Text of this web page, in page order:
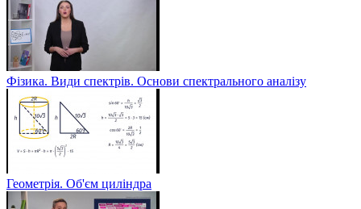
Фізика. Види спектрів. Основи спектрального аналізу
Геометрія. Об'єм циліндра